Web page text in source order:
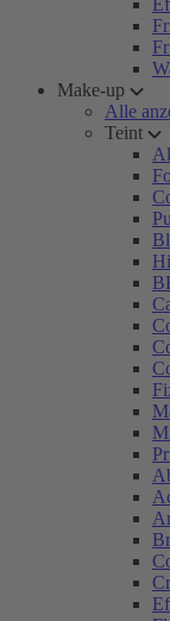
Make-up
Alle
Teint